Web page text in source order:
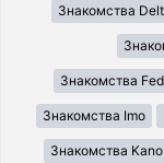
Знакомства
Знакомства
Знакомства Imo
Знакомства Kano